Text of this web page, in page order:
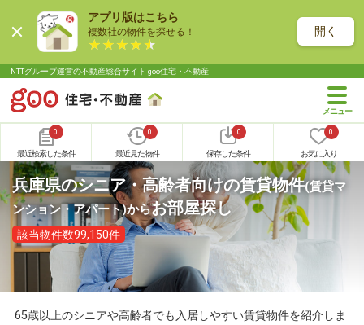
アプリ版はこちら
複数社の物件を探せる！ 開く
NTTグループ運営の不動産総合サイト goo住宅・不動産
0
最近検索した条件
0
最近見た物件
0
保存した条件
0
お気に入り
兵庫県のシニア・高齢者向けの賃貸物件(賃貸マ
ンション・アパート)からお部屋探し
該当物件数99,150件
65歳以上のシニアや高齢者でも入居しやすい賃貸物件を紹介しま